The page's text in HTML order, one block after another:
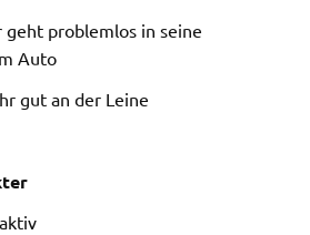
geht problemlos in seine
Auto
gut an der Leine